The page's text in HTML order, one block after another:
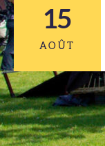
14
AOÛT
15
AOÛT
15
AOÛT